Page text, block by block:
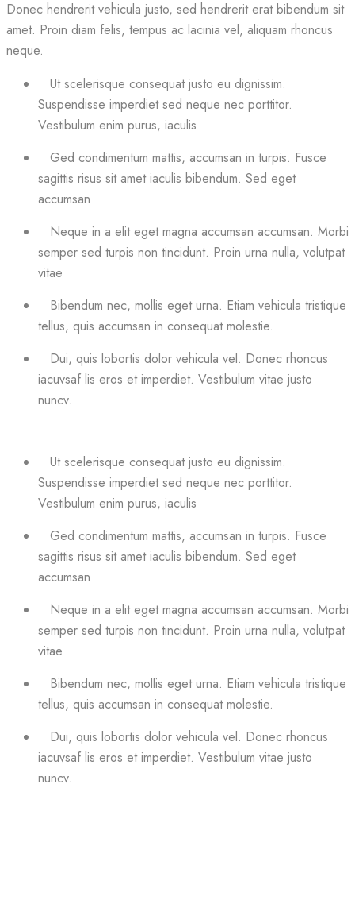
Donec hendrerit vehicula justo, sed hendrerit erat bibendum sit
amet. Proin diam felis, tempus ac lacinia vel, aliquam rhoncus
neque.
Ut scelerisque consequat justo eu dignissim.
Suspendisse imperdiet sed neque nec porttitor.
Vestibulum enim purus, iaculis
Ged condimentum mattis, accumsan in turpis. Fusce
sagittis risus sit amet iaculis bibendum. Sed eget
accumsan
Neque in a elit eget magna accumsan accumsan. Morbi
semper sed turpis non tincidunt. Proin urna nulla, volutpat
vitae
Bibendum nec, mollis eget urna. Etiam vehicula tristique
tellus, quis accumsan in consequat molestie.
Dui, quis lobortis dolor vehicula vel. Donec rhoncus
iacuvsaf lis eros et imperdiet. Vestibulum vitae justo
nuncv.
Ut scelerisque consequat justo eu dignissim.
Suspendisse imperdiet sed neque nec porttitor.
Vestibulum enim purus, iaculis
Ged condimentum mattis, accumsan in turpis. Fusce
sagittis risus sit amet iaculis bibendum. Sed eget
accumsan
Neque in a elit eget magna accumsan accumsan. Morbi
semper sed turpis non tincidunt. Proin urna nulla, volutpat
vitae
Bibendum nec, mollis eget urna. Etiam vehicula tristique
tellus, quis accumsan in consequat molestie.
Dui, quis lobortis dolor vehicula vel. Donec rhoncus
iacuvsaf lis eros et imperdiet. Vestibulum vitae justo
nuncv.